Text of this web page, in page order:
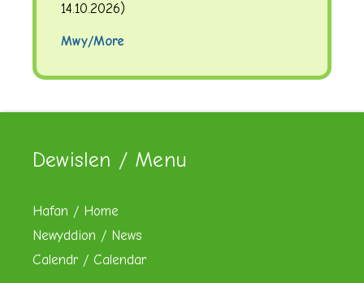
14.10.2026)
Mwy/More
Dewislen / Menu
Hafan / Home
Newyddion / News
Calendr / Calendar